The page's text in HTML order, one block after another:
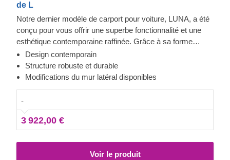
de L
Notre dernier modèle de carport pour voiture, LUNA, a été
conçu pour vous offrir une superbe fonctionnalité et une
esthétique contemporaine raffinée. Grâce à sa forme
moderne et élégante, son design sublime et toit plat
contemporain, ce magnifique carport deviendra rapidement
un ajout précieux à votre espace extérieur. En plus, la
correspondant le mieux à vos besoins.
Design contemporain
Structure robuste et durable
Modifications du mur latéral disponibles
-
3 922,00 €
Voir le produit